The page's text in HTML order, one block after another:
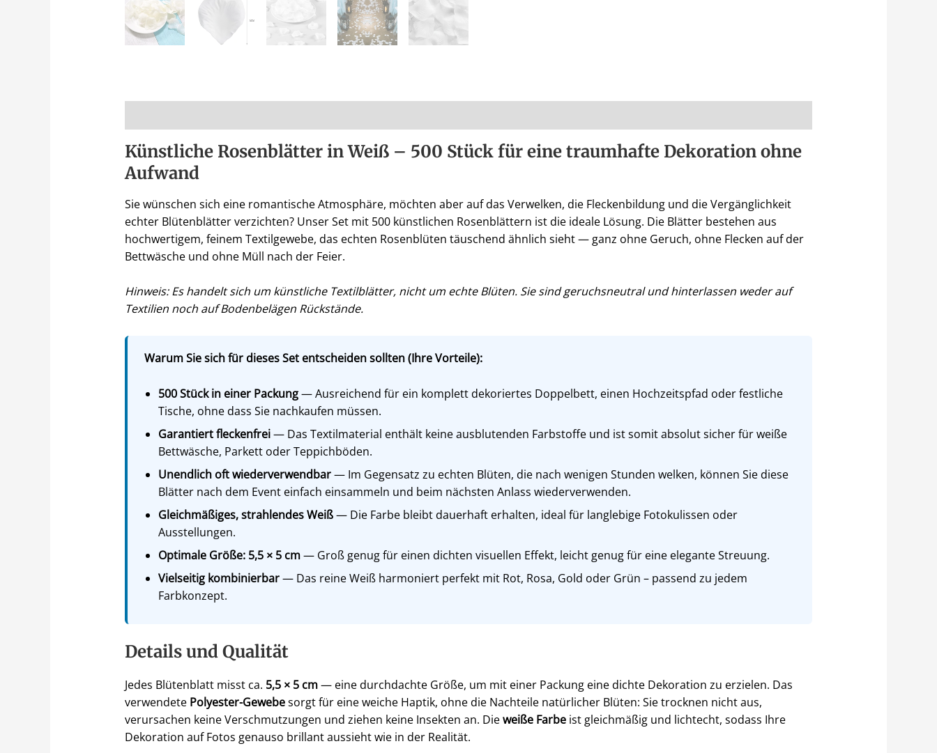
Künstliche Rosenblätter in Weiß – 500 Stück für eine traumhafte Dekoration ohne
Aufwand
Sie wünschen sich eine romantische Atmosphäre, möchten aber auf das Verwelken, die Fleckenbildung und die Vergänglichkeit
echter Blütenblätter verzichten? Unser Set mit 500 künstlichen Rosenblättern ist die ideale Lösung. Die Blätter bestehen aus
hochwertigem, feinem Textilgewebe, das echten Rosenblüten täuschend ähnlich sieht — ganz ohne Geruch, ohne Flecken auf der
Bettwäsche und ohne Müll nach der Feier.
Hinweis: Es handelt sich um künstliche Textilblätter, nicht um echte Blüten. Sie sind geruchsneutral und hinterlassen weder auf
Textilien noch auf Bodenbelägen Rückstände.
Warum Sie sich für dieses Set entscheiden sollten (Ihre Vorteile):
500 Stück in einer Packung— Ausreichend für ein komplett dekoriertes Doppelbett, einen Hochzeitspfad oder festliche
Tische, ohne dass Sie nachkaufen müssen.
Garantiert fleckenfrei— Das Textilmaterial enthält keine ausblutenden Farbstoffe und ist somit absolut sicher für weiße
Bettwäsche, Parkett oder Teppichböden.
Unendlich oft wiederverwendbar— Im Gegensatz zu echten Blüten, die nach wenigen Stunden welken, können Sie diese
Blätter nach dem Event einfach einsammeln und beim nächsten Anlass wiederverwenden.
Gleichmäßiges, strahlendes Weiß— Die Farbe bleibt dauerhaft erhalten, ideal für langlebige Fotokulissen oder
Ausstellungen.
Optimale Größe: 5,5 × 5 cm— Groß genug für einen dichten visuellen Effekt, leicht genug für eine elegante Streuung.
Vielseitig kombinierbar— Das reine Weiß harmoniert perfekt mit Rot, Rosa, Gold oder Grün – passend zu jedem
Farbkonzept.
Details und Qualität
Jedes Blütenblatt misst ca. 5,5 × 5 cm— eine durchdachte Größe, um mit einer Packung eine dichte Dekoration zu erzielen. Das
verwendete Polyester-Gewebesorgt für eine weiche Haptik, ohne die Nachteile natürlicher Blüten: Sie trocknen nicht aus,
verursachen keine Verschmutzungen und ziehen keine Insekten an. Dieweiße Farbeist gleichmäßig und lichtecht, sodass Ihre
Dekoration auf Fotos genauso brillant aussieht wie in der Realität.